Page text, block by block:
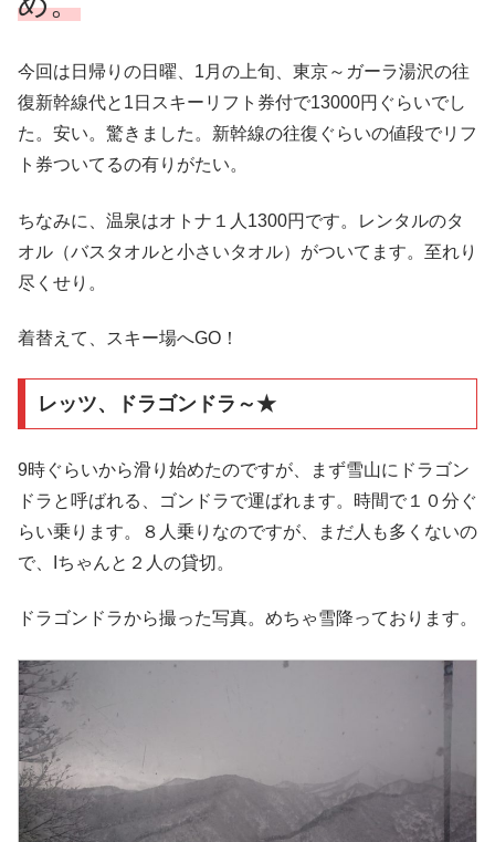
今回は日帰りの日曜、1月の上旬、東京～ガーラ湯沢の往
復新幹線代と1日スキーリフト券付で13000円ぐらいでし
た。安い。驚きました。新幹線の往復ぐらいの値段でリフ
ト券ついてるの有りがたい。
ちなみに、温泉はオトナ１人1300円です。レンタルのタ
オル（バスタオルと小さいタオル）がついてます。至れり
尽くせり。
着替えて、スキー場へGO！
レッツ、ドラゴンドラ～★
9時ぐらいから滑り始めたのですが、まず雪山にドラゴン
ドラと呼ばれる、ゴンドラで運ばれます。時間で１０分ぐ
らい乗ります。８人乗りなのですが、まだ人も多くないの
で、Iちゃんと２人の貸切。
ドラゴンドラから撮った写真。めちゃ雪降っております。